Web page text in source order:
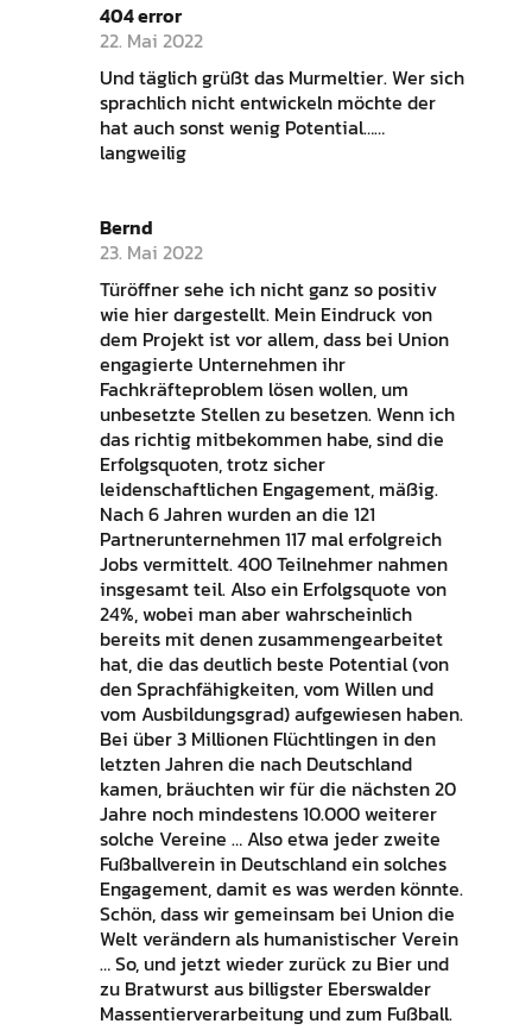
404 error
22. Mai 2022
Und täglich grüßt das Murmeltier. Wer sich
sprachlich nicht entwickeln möchte der
hat auch sonst wenig Potential……
langweilig
Bernd
23. Mai 2022
Türöffner sehe ich nicht ganz so positiv
wie hier dargestellt. Mein Eindruck von
dem Projekt ist vor allem, dass bei Union
engagierte Unternehmen ihr
Fachkräfteproblem lösen wollen, um
unbesetzte Stellen zu besetzen. Wenn ich
das richtig mitbekommen habe, sind die
Erfolgsquoten, trotz sicher
leidenschaftlichen Engagement, mäßig.
Nach 6 Jahren wurden an die 121
Partnerunternehmen 117 mal erfolgreich
Jobs vermittelt. 400 Teilnehmer nahmen
insgesamt teil. Also ein Erfolgsquote von
24%, wobei man aber wahrscheinlich
bereits mit denen zusammengearbeitet
hat, die das deutlich beste Potential (von
den Sprachfähigkeiten, vom Willen und
vom Ausbildungsgrad) aufgewiesen haben.
Bei über 3 Millionen Flüchtlingen in den
letzten Jahren die nach Deutschland
kamen, bräuchten wir für die nächsten 20
Jahre noch mindestens 10.000 weiterer
solche Vereine … Also etwa jeder zweite
Fußballverein in Deutschland ein solches
Engagement, damit es was werden könnte.
Schön, dass wir gemeinsam bei Union die
Welt verändern als humanistischer Verein
… So, und jetzt wieder zurück zu Bier und
zu Bratwurst aus billigster Eberswalder
Massentierverarbeitung und zum Fußball.